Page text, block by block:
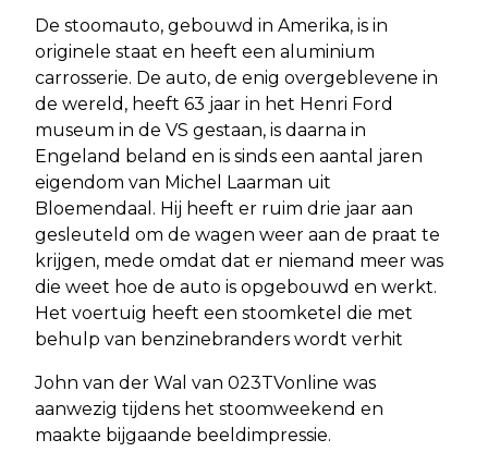
De stoomauto, gebouwd in Amerika, is in
originele staat en heeft een aluminium
carrosserie. De auto, de enig overgeblevene in
de wereld, heeft 63 jaar in het Henri Ford
museum in de VS gestaan, is daarna in
Engeland beland en is sinds een aantal jaren
eigendom van Michel Laarman uit
Bloemendaal. Hij heeft er ruim drie jaar aan
gesleuteld om de wagen weer aan de praat te
krijgen, mede omdat dat er niemand meer was
die weet hoe de auto is opgebouwd en werkt.
Het voertuig heeft een stoomketel die met
behulp van benzinebranders wordt verhit
John van der Wal van 023TVonline was
aanwezig tijdens het stoomweekend en
maakte bijgaande beeldimpressie.